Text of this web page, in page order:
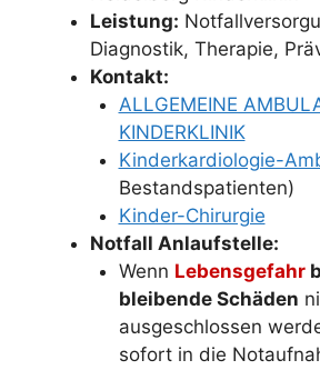
Leistung:
Diagnostik, Therapie,
Kontakt:
ALLGEMEINE
KINDERKLINIK
Kinderkardiologie-
Bestandspatienten)
Kinder-Chirurgie
Notfall Anlaufstelle:
Wenn Lebensgefahr
bleibende Schäden
ausgeschlossen
sofort in die